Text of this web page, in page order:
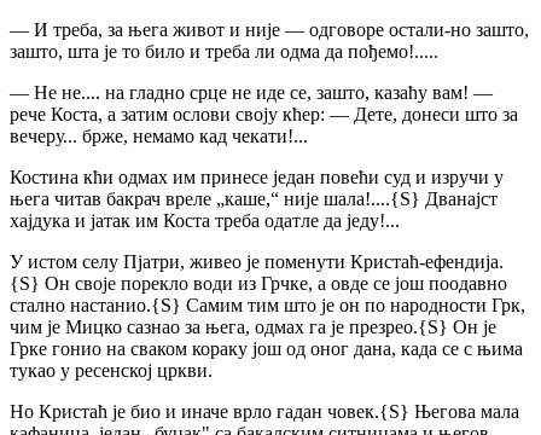
— И треба, за њега живот и није — одговоре остали-но зашто,
зашто, шта је то било и треба ли одма да пођемо!.....
— Не не.... на гладно срце не иде се, зашто, казаћу вам! —
рече Коста, а затим ослови своју кћер: — Дете, донеси што за
вечеру... брже, немамо кад чекати!...
Костина кћи одмах им принесе један повећи суд и изручи у
њега читав бакрач вреле „каше,“ није шала!....{S} Дванајст
хајдука и јатак им Коста треба одатле да једу!...
У истом селу Пјатри, живео је поменути Кристаћ-ефендија.
{S} Он своје порекло води из Грчке, а овде се још поодавно
стално настанио.{S} Самим тим што је он по народности Грк,
чим је Мицко сазнао за њега, одмах га је презрео.{S} Он је
Грке гонио на сваком кораку још од оног дана, када се с њима
тукао у ресенској цркви.
Но Кристаћ је био и иначе врло гадан човек.{S} Његова мала